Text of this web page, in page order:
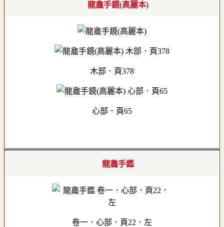
龍龕手鏡(高麗本)
木部．頁378
心部．頁65
龍龕手鑑
卷一．心部．頁22．左